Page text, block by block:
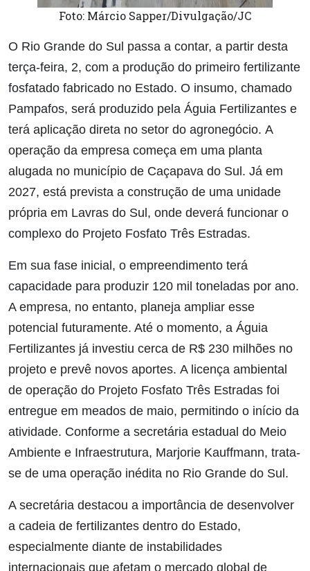
Foto: Márcio Sapper/Divulgação/JC
O Rio Grande do Sul passa a contar, a partir desta
terça-feira, 2, com a produção do primeiro fertilizante
fosfatado fabricado no Estado. O insumo, chamado
Pampafos, será produzido pela Águia Fertilizantes e
terá aplicação direta no setor do agronegócio. A
operação da empresa começa em uma planta
alugada no município de Caçapava do Sul. Já em
2027, está prevista a construção de uma unidade
própria em Lavras do Sul, onde deverá funcionar o
complexo do Projeto Fosfato Três Estradas.
Em sua fase inicial, o empreendimento terá
capacidade para produzir 120 mil toneladas por ano.
A empresa, no entanto, planeja ampliar esse
potencial futuramente. Até o momento, a Águia
Fertilizantes já investiu cerca de R$ 230 milhões no
projeto e prevê novos aportes. A licença ambiental
de operação do Projeto Fosfato Três Estradas foi
entregue em meados de maio, permitindo o início da
atividade. Conforme a secretária estadual do Meio
Ambiente e Infraestrutura, Marjorie Kauffmann, trata-
se de uma operação inédita no Rio Grande do Sul.
A secretária destacou a importância de desenvolver
a cadeia de fertilizantes dentro do Estado,
especialmente diante de instabilidades
internacionais que afetam o mercado global de